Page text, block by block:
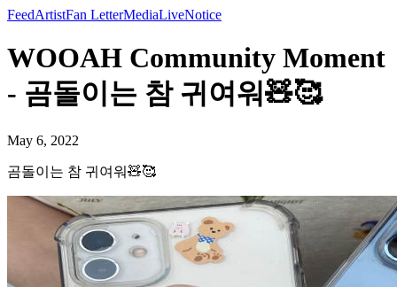
FeedArtistFan LetterMediaLiveNotice
WOOAH Community Moment
- 곰돌이는 참 귀여워🧸🥰
May 6, 2022
곰돌이는 참 귀여워🧸🥰